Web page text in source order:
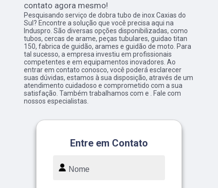
contato agora mesmo!
Pesquisando serviço de dobra tubo de inox Caxias do
Sul? Encontre a solução que você precisa aqui na
Induspro. São diversas opções disponibilizadas, como
tubos, cercas de arame, peças tubulares, guidao titan
150, fabrica de guidão, arames e guidão de moto. Para
tal sucesso, a empresa investiu em profissionais
competentes e em equipamentos inovadores. Ao
entrar em contato conosco, você poderá esclarecer
suas dúvidas, estamos à sua disposição, através de um
atendimento cuidadoso e comprometido com a sua
satisfação. Também trabalhamos com e . Fale com
nossos especialistas.
Entre em Contato